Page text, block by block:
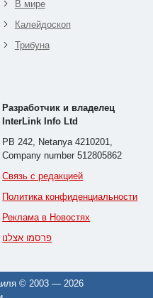
В мире
Калейдоскоп
Трибуна
Разработчик и владелец
InterLink Info Ltd
PB 242, Netanya 4210201,
Company number 512805862
Связь с редакцией
Политика конфиденциальности
Реклама в Новостях
פרסמו אצלנו
© 2003 —2026